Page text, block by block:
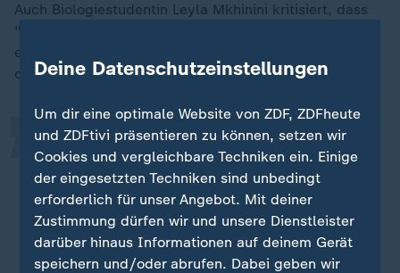
Auch Biologiestudentin Leyla Mkhinini kritisiert, dass
"Leute, die erst spät anfangen zu arbeiten, dann in
einem hohen Alter noch sehr viel arbeiten müssen und
das kann dann natürlich schwierig werden."
Also mit 70 kannst du ja nicht
unbedingt noch die gleiche Arbeit
machen, die du mit 30 angefangen
hast.
„
Leyla Mkhinini, Biologiestudentin
Deine Datenschutzeinstellungen
Um dir eine optimale Website von ZDF, ZDFheute
und ZDFtivi präsentieren zu können, setzen wir
Cookies und vergleichbare Techniken ein. Einige
der eingesetzten Techniken sind unbedingt
erforderlich für unser Angebot. Mit deiner
Zustimmung dürfen wir und unsere Dienstleister
darüber hinaus Informationen auf deinem Gerät
speichern und/oder abrufen. Dabei geben wir